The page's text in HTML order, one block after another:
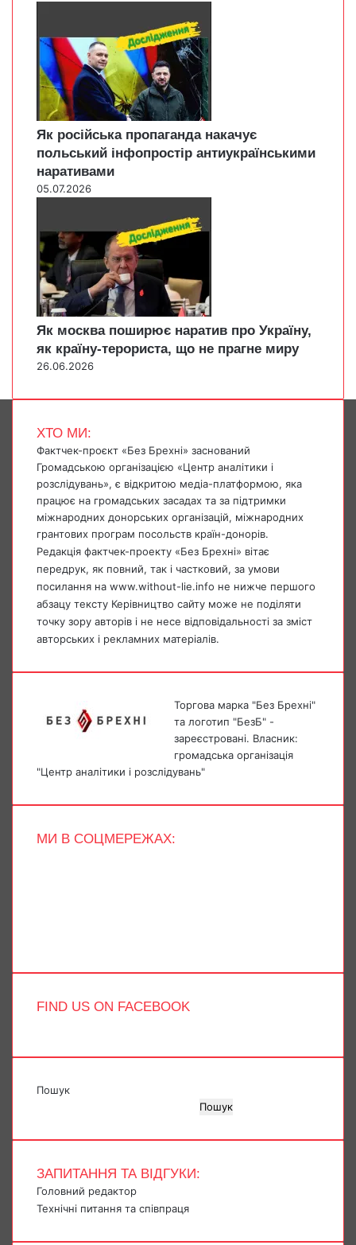
Як російська пропаганда накачує
польський інфопростір антиукраїнськими
наративами
05.07.2026
Як москва поширює наратив про Україну,
як країну-терориста, що не прагне миру
26.06.2026
ХТО МИ:
Фактчек-проєкт «Без Брехні» заснований
Громадською організацією «Центр аналітики і
розслідувань», є відкритою медіа-платформою, яка
працює на громадських засадах та за підтримки
міжнародних донорських організацій, міжнародних
грантових програм посольств країн-донорів.
Редакція фактчек-проекту «Без Брехні» вітає
передрук, як повний, так і частковий, за умови
посилання на www.without-lie.info не нижче першого
абзацу тексту Керівництво сайту може не поділяти
точку зору авторів і не несе відповідальності за зміст
авторських і рекламних матеріалів.
Торгова марка "Без Брехні"
та логотип "БезБ" -
зареєстровані. Власник:
громадська організація
"Центр аналітики і розслідувань"
МИ В СОЦМЕРЕЖАХ:
FIND US ON FACEBOOK
Пошук
Пошук
ЗАПИТАННЯ ТА ВІДГУКИ:
Головний редактор
Технічні питання та співпраця